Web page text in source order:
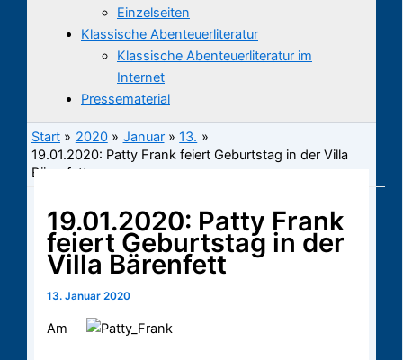
Einzelseiten
Klassische Abenteuerliteratur
Klassische Abenteuerliteratur im
Internet
Pressematerial
Start 2020 Januar
13.
19.01.2020: Patty Frank feiert Geburtstag in der Villa
Bärenfett
19.01.2020: Patty Frank
feiert Geburtstag in der
Villa Bärenfett
13. Januar 2020
Am